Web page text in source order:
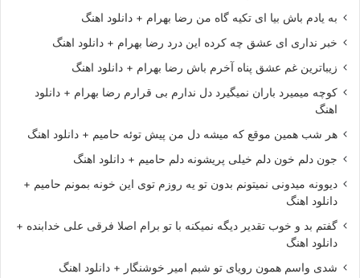
به یادم باش بیا ای تکیه گاه من رضا بهرام + دانلود اهنگ
خبر نداری ای عشق چه کرده این درد رضا بهرام + دانلود اهنگ
زیباترین غم عشق پناه آخرم باش رضا بهرام + دانلود اهنگ
کوچه میمیرد باران نمیگیرد دل ندارم بی قرارم رضا بهرام + دانلود
اهنگ
هر شب همین موقع که میشه دل من پیش توئه حامیم + دانلود اهنگ
جون دلم خون دلم خیلی پریشونه دلم حامیم + دانلود اهنگ
دیوونه میدونی نمیتونم بدون تو یه روزم توی این خونه بمونم حامیم +
دانلود اهنگ
گفتم بد و خوب تقدیر دیگه نمیکنه با تو برام اصلا فرقی علی خدابنده +
دانلود اهنگ
شدی واسم همون رویای تو شبم امیر خوشنگار + دانلود اهنگ